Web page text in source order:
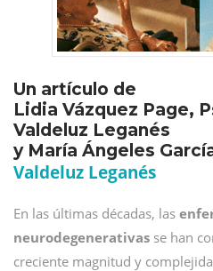
Un artículo de
Lidia Vázquez Page,
Valdeluz Leganés
y María Ángeles
Valdeluz Leganés
En las últimas décadas, las
neurodegenerativas se han
creciente magnitud y